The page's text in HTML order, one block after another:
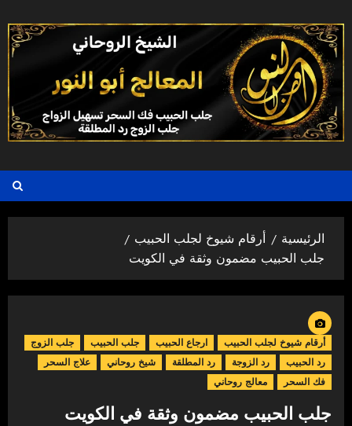
إلى
المحتوى
الرئيسية
أرقام شيوخ لجلب الحبيب
جلب الحبيب مضمون وثقة في الكويت
أرقام شيوخ لجلب الحبيب ارجاع الحبيب جلب الحبيب
جلب الزوج
رد الحبيب
رد الزوجة رد المطلقة شيخ روحاني
علاج السحر
فك السحر
معالج روحاني
جلب الحبيب مضمون وثقة في الكويت